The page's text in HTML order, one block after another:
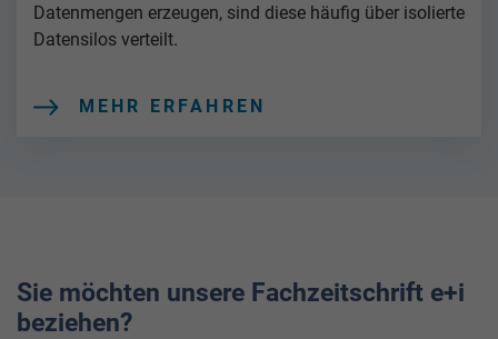
Datenmengen erzeugen, sind diese häufig über isolierte
Datensilos verteilt.
MEHR ERFAHREN
Sie möchten unsere Fachzeitschrift e+i
beziehen?